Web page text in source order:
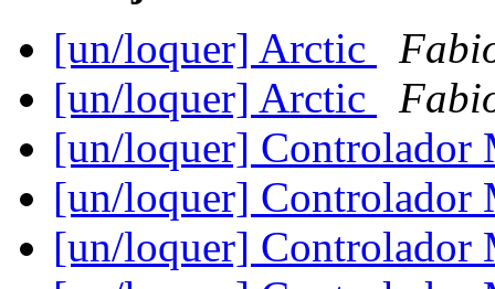
[un/loquer] Arctic
[un/loquer] Arctic
[un/loquer]
[un/loquer]
[un/loquer]